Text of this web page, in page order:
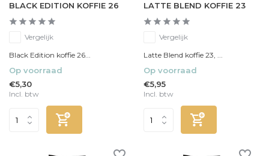
BLACK EDITION KOFFIE 26
Vergelijk
Black Edition koffie 26...
Op voorraad
€5,30
Incl. btw
LATTE BLEND KOFFIE 23
Vergelijk
Latte Blend koffie 23, ...
Op voorraad
€5,95
Incl. btw